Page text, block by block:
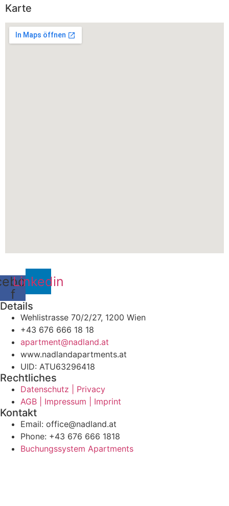
Karte
f
Linkedin
Details
Wehlistrasse 70/2/27, 1200 Wien
+43 676 666 18 18
apartment@nadland.at
www.nadlandapartments.at
UID: ATU63296418
Rechtliches
Datenschutz | Privacy
AGB | Impressum | Imprint
Kontakt
Email: office@nadland.at
Phone: +43 676 666 1818
Buchungssystem Apartments